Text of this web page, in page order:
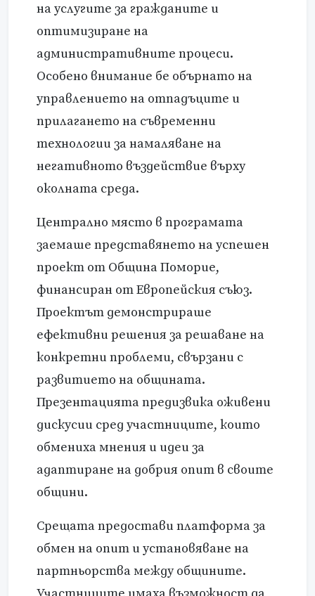
на услугите за гражданите и
оптимизиране на
административните процеси.
Особено внимание бе обърнато на
управлението на отпадъците и
прилагането на съвременни
технологии за намаляване на
негативното въздействие върху
околната среда.
Централно място в програмата
заемаше представянето на успешен
проект от Община Поморие,
финансиран от Европейския съюз.
Проектът демонстрираше
ефективни решения за решаване на
конкретни проблеми, свързани с
развитието на общината.
Презентацията предизвика оживени
дискусии сред участниците, които
обмениха мнения и идеи за
адаптиране на добрия опит в своите
общини.
Срещата предостави платформа за
обмен на опит и установяване на
партньорства между общините.